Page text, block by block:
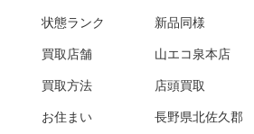
状態ランク 新品同様
買取店舗 山エコ泉本店
買取方法 店頭買取
お住まい 長野県北佐久郡